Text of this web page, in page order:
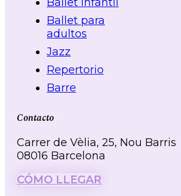
Ballet para
adultos
Jazz
Repertorio
Barre
Contacto
Carrer de Vèlia, 25, Nou Barris
08016 Barcelona
CÓMO LLEGAR